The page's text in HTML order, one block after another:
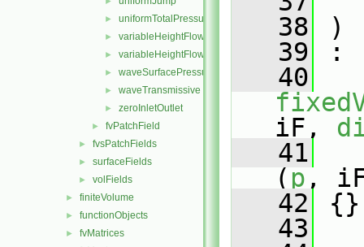
► uniformTotalPressure
► variableHeightFlowRate
► variableHeightFlowRateInletVelocity
► waveSurfacePressure
► waveTransmissive
► zeroInletOutlet
► fvPatchField
► fvsPatchFields
► surfaceFields
► volFields
► finiteVolume
► functionObjects
► fvMatrices
   38
)
   39
:
   40
iF,
   41
( p ,
   42
{}
   43